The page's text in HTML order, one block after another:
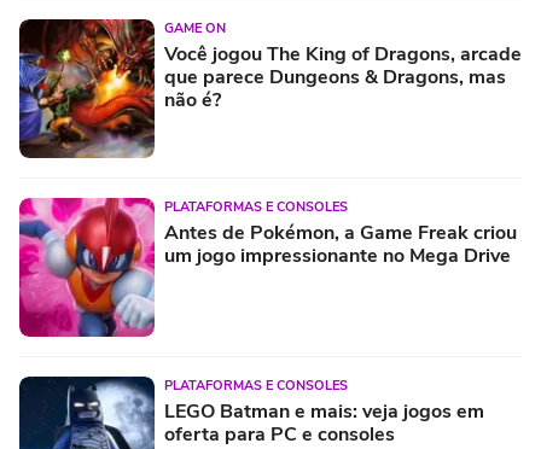
GAME ON
Você jogou The King of Dragons, arcade
que parece Dungeons & Dragons, mas
não é?
PLATAFORMAS E CONSOLES
Antes de Pokémon, a Game Freak criou
um jogo impressionante no Mega Drive
PLATAFORMAS E CONSOLES
LEGO Batman e mais: veja jogos em
oferta para PC e consoles